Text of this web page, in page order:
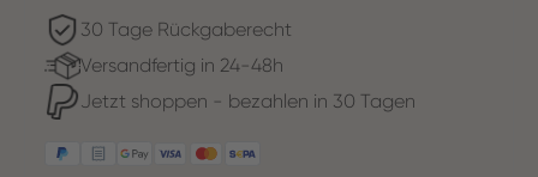
30 Tage Rückgaberecht
Versandfertig in 24-48h
Jetzt shoppen - bezahlen in 30 Tagen